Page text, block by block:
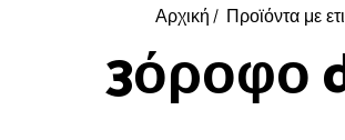
Αρχική Προϊόντα με
3όροφο